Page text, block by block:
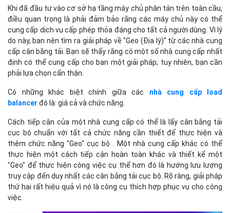
Khi đã đầu tư vào cơ sở hạ tầng máy chủ phân tán trên toàn cầu,
điều quan trọng là phải đảm bảo rằng các máy chủ này có thể
cung cấp dịch vụ cấp phép thỏa đáng cho tất cả người dùng. Vì lý
do này, bạn nên tìm ra giải pháp về "Geo (Địa lý)" từ các nhà cung
cấp cân bằng tải. Bạn sẽ thấy rằng có một số nhà cung cấp nhất
định có thể cung cấp cho bạn một giải pháp; tuy nhiên, bạn cần
phải lựa chọn cẩn thận.
Có những khác biệt chính giữa các nhà cung cấp load
balancer đó là: giá cả và chức năng.
Cách tiếp cận của một nhà cung cấp có thể là lấy cân bằng tải
cục bộ chuẩn với tất cả chức năng cần thiết để thực hiện và
thêm chức năng "Geo" cục bộ . Một nhà cung cấp khác có thể
thực hiện một cách tiếp cận hoàn toàn khác và thiết kế một
"Geo" để thực hiện công việc cụ thể hơn đó là hướng lưu lượng
truy cập đến duy nhất các cân bằng tải cục bộ. Rõ ràng, giải pháp
thứ hai rất hiệu quả vì nó là công cụ thích hợp phục vụ cho công
việc.